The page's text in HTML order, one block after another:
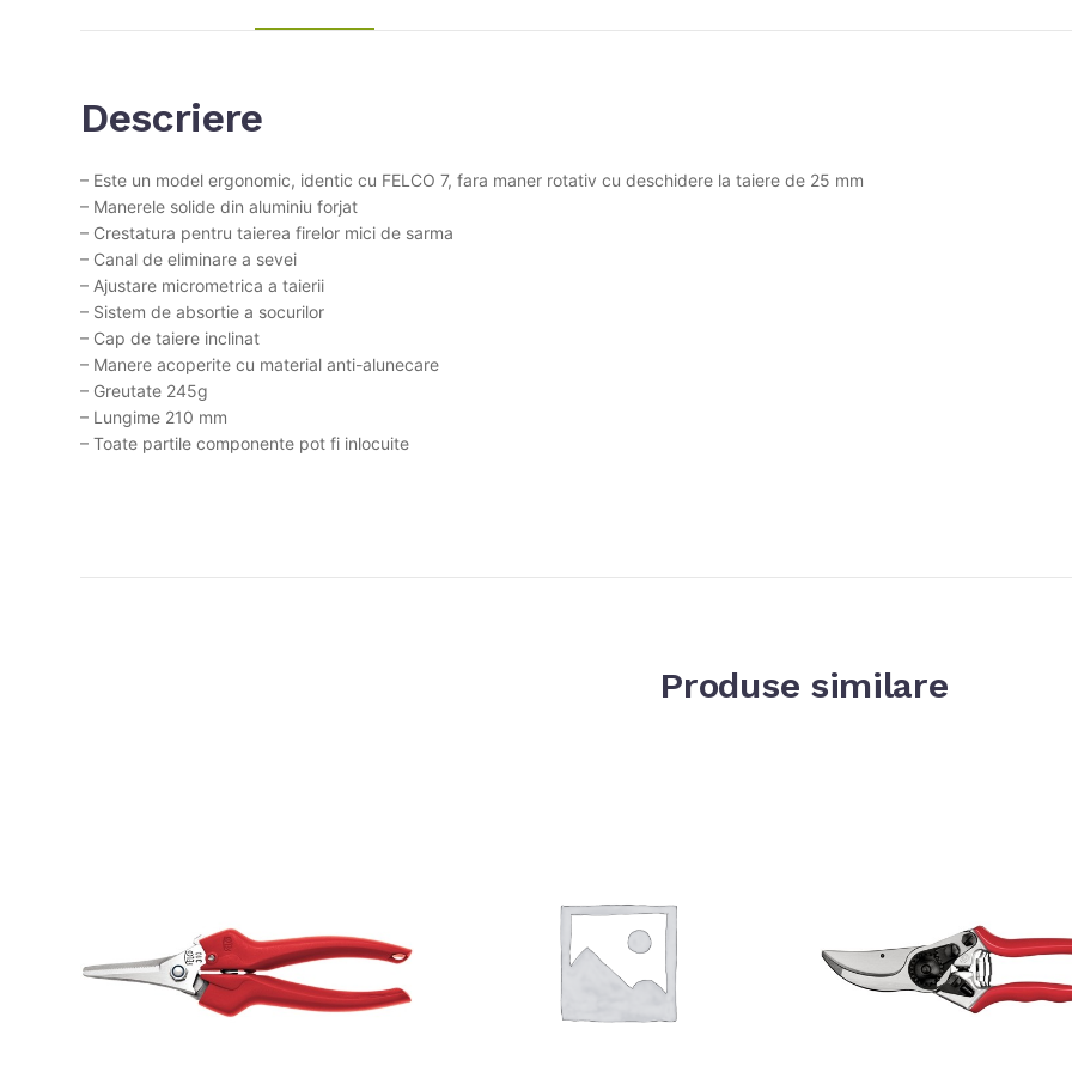
Descriere
– Este un model ergonomic, identic cu FELCO 7, fara maner rotativ cu deschidere la taiere de 25 mm
– Manerele solide din aluminiu forjat
– Crestatura pentru taierea firelor mici de sarma
– Canal de eliminare a sevei
– Ajustare micrometrica a taierii
– Sistem de absortie a socurilor
– Cap de taiere inclinat
– Manere acoperite cu material anti-alunecare
– Greutate 245g
– Lungime 210 mm
– Toate partile componente pot fi inlocuite
Produse similare